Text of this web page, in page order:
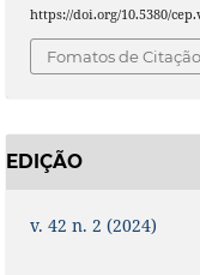
https://doi.org/10.5380/
Fomatos de Citação
EDIÇÃO
v. 42 n. 2 (2024)